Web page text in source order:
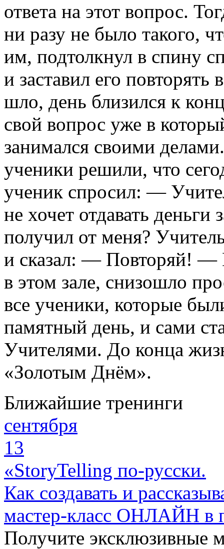
ответа на этот вопрос.
ни разу не было такого,
им, подтолкнул в спину
и заставил его
шло, день близился к
свой вопрос уже в
занимался своими
ученики решили, что
ученик спросил: —
не хочет отдавать
получил от меня?
и сказал: — Повторяй! —
в этом зале, снизошло
все ученики, которые
памятный день, и сами
Учителями. До конца
«Золотым Днём».
Ближайшие тренинги
сентября
13
«StoryTelling по-русски.
Как создавать и
мастер-класс ОНЛАЙН в
Получите эксклюзивные